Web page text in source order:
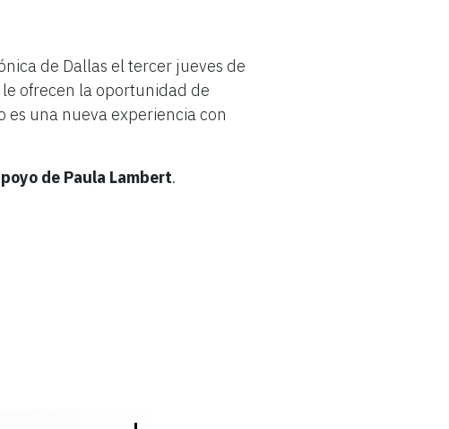
(abr
de Dallas el tercer jueves de
ofrecen la oportunidad de
es una nueva experiencia con
de Paula Lambert.